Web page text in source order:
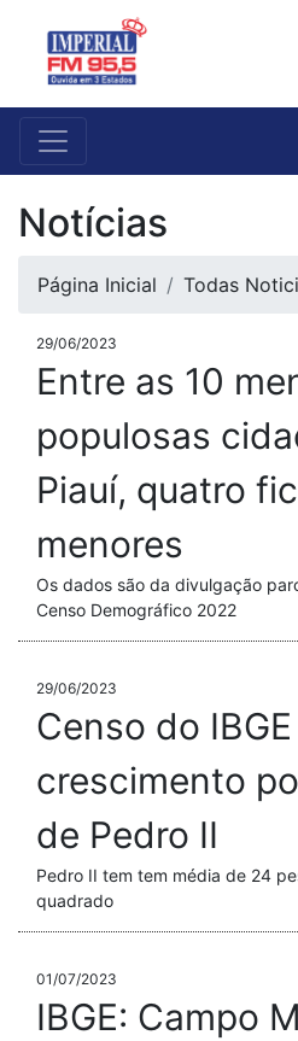
Notícias
Página Inicial Todas
29/06/2023
Entre as 10
populosas
Piauí, quatro
menores
Os dados são da divulgação
Censo Demográfico 2022
29/06/2023
Censo do
crescimento
de Pedro II
Pedro II tem tem média de 24
quadrado
01/07/2023
IBGE: Campo